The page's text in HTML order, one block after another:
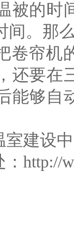
被的时
间。那
帘机的
还要在
能够自
建设中